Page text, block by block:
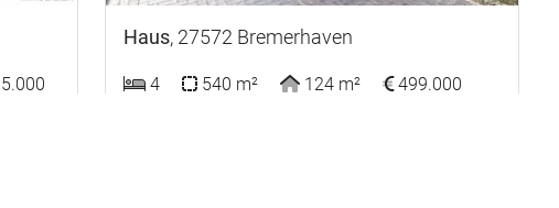
Haus, 27572 Bremerhaven
4 540 m² 124 m² 499.000